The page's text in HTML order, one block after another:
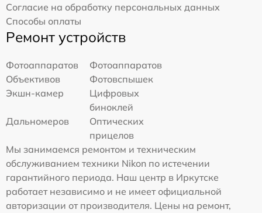
Согласие на обработку персональных данных
Способы оплаты
Ремонт устройств
Фотоаппаратов
Фотоаппаратов
Объективов
Фотовспышек
Экшн-камер
Цифровых
биноклей
Дальномеров
Оптических
прицелов
Мы занимаемся ремонтом и техническим
обслуживанием техники Nikon по истечении
гарантийного периода. Наш центр в Иркутске
работает независимо и не имеет официальной
авторизации от производителя. Цены на ремонт,